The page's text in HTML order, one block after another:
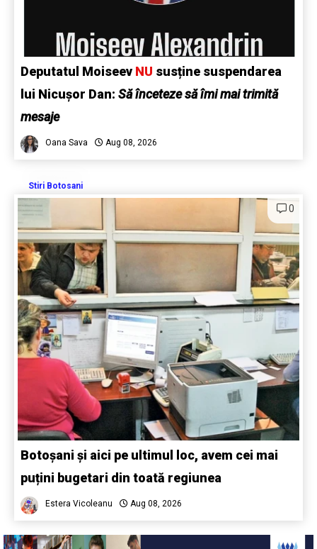
Deputatul Moiseev NU susține suspendarea
lui Nicușor Dan: Să înceteze să îmi mai trimită
mesaje
Oana Sava Aug 08, 2026
Stiri Botosani
0
Botoșani și aici pe ultimul loc, avem cei mai
puțini bugetari din toată regiunea
Estera Vicoleanu Aug 08, 2026